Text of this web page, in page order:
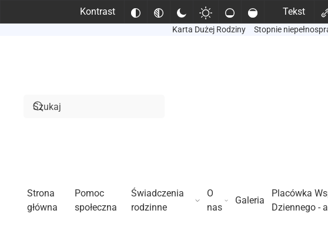
Kontrast Tekst
Karta Dużej Rodziny Stopnie
Strona
główna
Pomoc
społeczna
Świadczenia
rodzinne
O
nas
Galeria
Placówka
Dziennego -